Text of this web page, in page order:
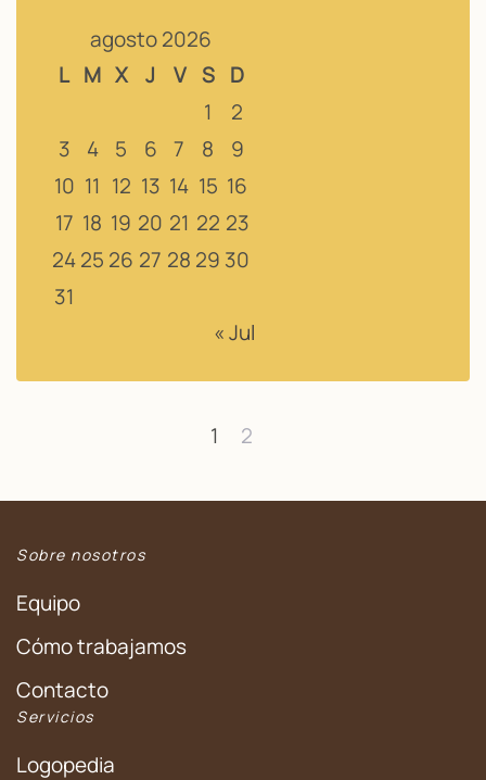
agosto 2026
L M X J V S D
1
2
3
4 5 6 7 8
9
10 11 12 13 14 15 16
17 18 19 20 21 22 23
2425 26 27 28 29 30
31
« Jul
1 2
Sobre nosotros
Equipo
Cómo trabajamos
Contacto
Servicios
Logopedia